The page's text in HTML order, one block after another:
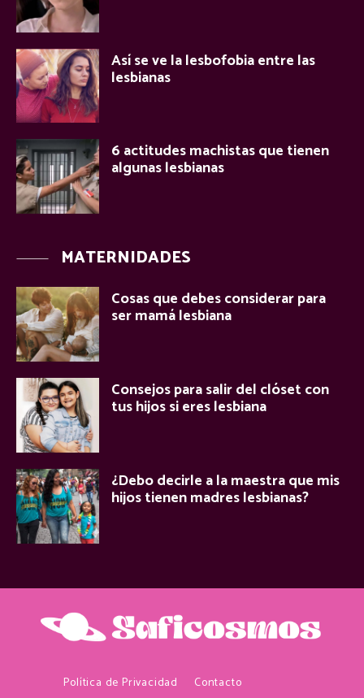
Así se ve la lesbofobia entre las
lesbianas
6 actitudes machistas que tienen
algunas lesbianas
MATERNIDADES
Cosas que debes considerar para
ser mamá lesbiana
Consejos para salir del clóset con
tus hijos si eres lesbiana
¿Debo decirle a la maestra que mis
hijos tienen madres lesbianas?
Política de Privacidad Contacto